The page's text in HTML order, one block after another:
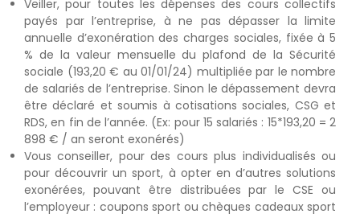
Veiller, pour toutes les dépenses des cours collectifs
payés par l’entreprise, à ne pas dépasser la limite
annuelle d’exonération des charges sociales, fixée à 5
% de la valeur mensuelle du plafond de la Sécurité
sociale (193,20 € au 01/01/24) multipliée par le nombre
de salariés de l’entreprise. Sinon le dépassement devra
être déclaré et soumis à cotisations sociales, CSG et
RDS, en fin de l’année. (Ex: pour 15 salariés : 15*193,20 = 2
898 € / an seront exonérés)
Vous conseiller, pour des cours plus individualisés ou
pour découvrir un sport, à opter en d’autres solutions
exonérées, pouvant être distribuées par le CSE ou
l’employeur : coupons sport ouchèques cadeaux sport